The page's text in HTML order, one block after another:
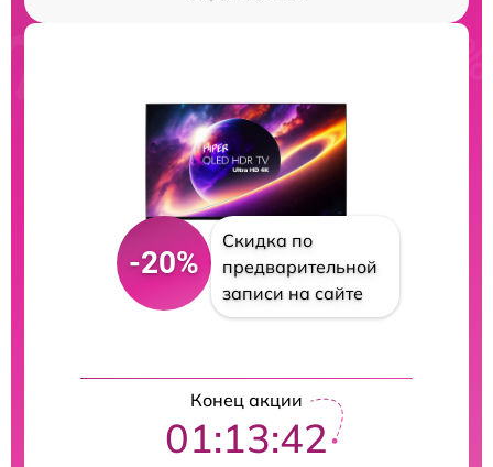
-20%
Скидка по
предварительной
записи на сайте
Конец акции
01:13:42